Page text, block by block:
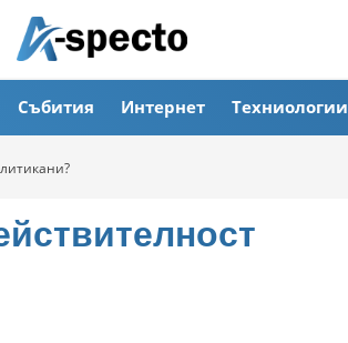
Събития Интернет Техниологии